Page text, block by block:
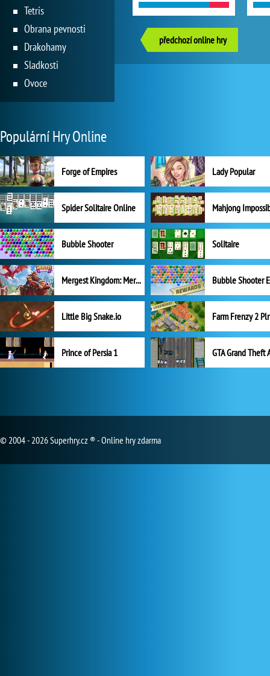
předchozí online hry
Tetris
Obrana pevnosti
Drakohamy
Sladkosti
Ovoce
Populární Hry Online
Forge of Empires Lady Popular
Spider Solitaire Online Mahjong
Bubble Shooter Solitaire
Mergest Kingdom: Merge Puzzle
Little Big Snake.io
Prince of Persia 1 GTA Grand Theft
© 2004 - 2026 Superhry.cz ® - Online hry zdarma